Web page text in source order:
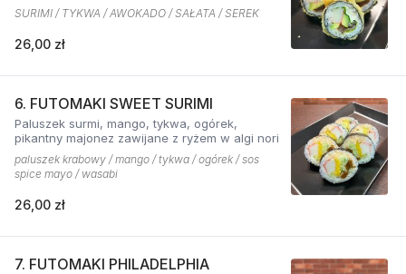
SURIMI / TYKWA / AWOKADO / SAŁATA / SEREK
26,00 zł
6. FUTOMAKI SWEET SURIMI
Paluszek surmi, mango, tykwa, ogórek,
pikantny majonez zawijane z ryżem w algi nori
paluszek krabowy / mango / tykwa / ogórek / sos
spice mayo / wasabi
26,00 zł
7. FUTOMAKI PHILADELPHIA